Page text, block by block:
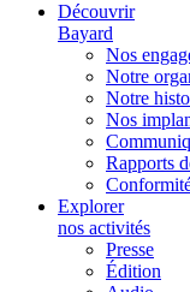
Découvrir
Bayard
Nos
Notre
Notre
Nos
Rapports
Explorer
nos activités
Presse
Édition